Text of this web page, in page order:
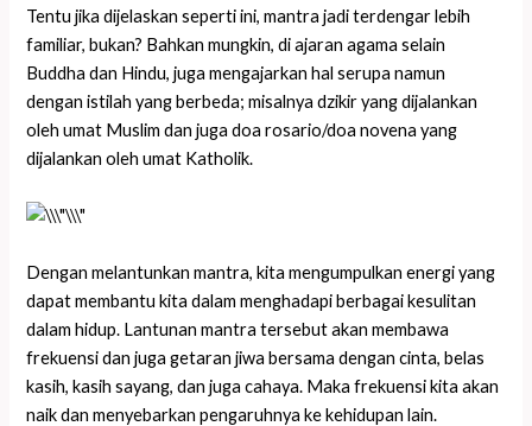
Tentu jika dijelaskan seperti ini, mantra jadi terdengar lebih
familiar, bukan? Bahkan mungkin, di ajaran agama selain
Buddha dan Hindu, juga mengajarkan hal serupa namun
dengan istilah yang berbeda; misalnya dzikir yang dijalankan
oleh umat Muslim dan juga doa rosario/doa novena yang
dijalankan oleh umat Katholik.
Dengan melantunkan mantra, kita mengumpulkan energi yang
dapat membantu kita dalam menghadapi berbagai kesulitan
dalam hidup. Lantunan mantra tersebut akan membawa
frekuensi dan juga getaran jiwa bersama dengan cinta, belas
kasih, kasih sayang, dan juga cahaya. Maka frekuensi kita akan
naik dan menyebarkan pengaruhnya ke kehidupan lain.